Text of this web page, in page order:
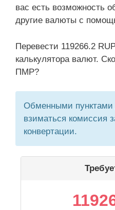
вас есть возможность
другие валюты с
Перевести 119266.2
калькулятора валют.
ПМР?
Обменными пунктами
взиматься комиссия
конвертации.